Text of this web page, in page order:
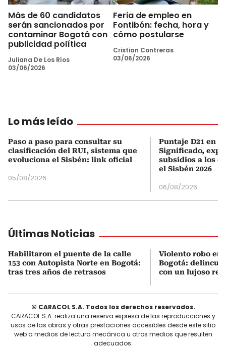
Más de 60 candidatos
serán sancionados por
contaminar Bogotá con
publicidad política
Juliana De Los Ríos
03/06/2026
Feria de empleo en
Fontibón: fecha, hora y
cómo postularse
Cristian Contreras
03/06/2026
Lo más leído
Paso a paso para consultar su
clasificación del RUI, sistema que
evoluciona el Sisbén: link oficial
05/08/2026
Puntaje D21 en
Significado,
subsidios a los
el Sisbén 2026
06/08/2026
Últimas Noticias
Habilitaron el puente de la calle
153 con Autopista Norte en Bogotá:
tras tres años de retrasos
Violento robo en
Bogotá:
con un lujoso
© CARACOL S.A. Todos los derechos reservados.
CARACOL S.A. realiza una reserva expresa de las reproducciones y
usos de las obras y otras prestaciones accesibles desde este sitio
web a medios de lectura mecánica u otros medios que resulten
adecuados.